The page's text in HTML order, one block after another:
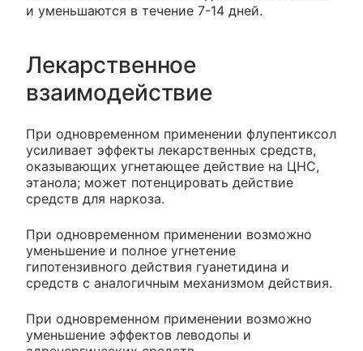
и уменьшаются в течение 7-14 дней.
Лекарственное
взаимодействие
При одновременном применении флупентиксол
усиливает эффекты лекарственных средств,
оказывающих угнетающее действие на ЦНС,
этанола; может потенцировать действие
средств для наркоза.
При одновременном применении возможно
уменьшение и полное угнетение
гипотензивного действия гуанетидина и
средств с аналогичным механизмом действия.
При одновременном применении возможно
уменьшение эффектов леводопы и